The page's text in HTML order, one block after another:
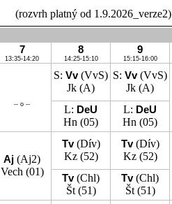
(rozvrh platný od 1.9.2026_verze2)
7
13:35-14:20
8
14:25-15:10
9
15:15-16:00
-- o --
S: Vv(VvS)
Jk (A)
S: Vv(VvS)
Jk (A)
L: DeU
Hn (05)
L: DeU
Hn (05)
Aj (Aj2)
Vech (01)
Tv(Dív)
Kz(52)
Tv(Dív)
Kz(52)
Tv(Chl)
Št(51)
Tv(Chl)
Št(51)